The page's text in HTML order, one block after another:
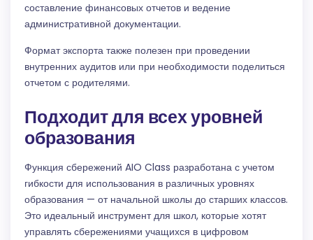
составление финансовых отчетов и ведение
административной документации.
Формат экспорта также полезен при проведении
внутренних аудитов или при необходимости поделиться
отчетом с родителями.
Подходит для всех уровней
образования
Функция сбережений AIO Class разработана с учетом
гибкости для использования в различных уровнях
образования — от начальной школы до старших классов.
Это идеальный инструмент для школ, которые хотят
управлять сбережениями учащихся в цифровом